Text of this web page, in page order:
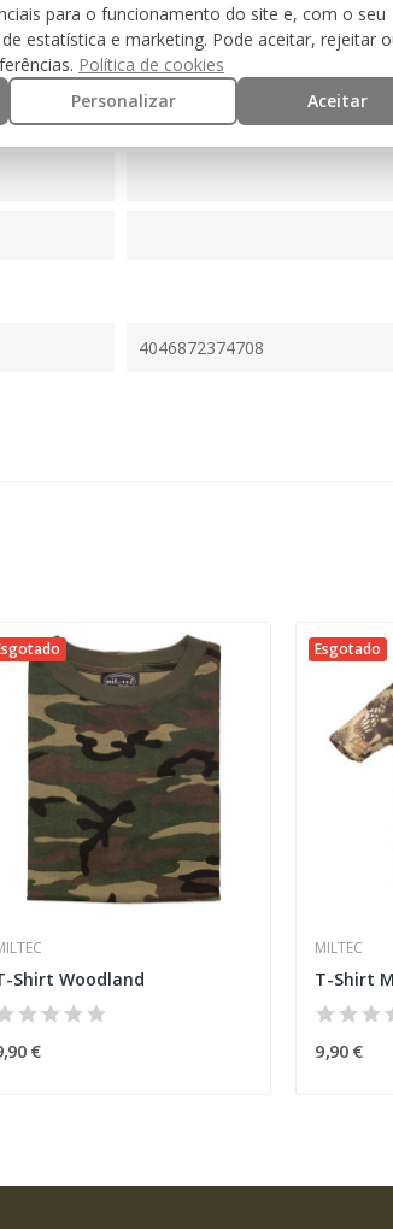
4046872374708
Shirt Woodland
€
Esgotado
MILTEC
T-Shirt
9,90 €
para o funcionamento do site e, com o seu
estatística e marketing. Pode aceitar, rejeitar
Política de cookies
Personalizar Aceitar